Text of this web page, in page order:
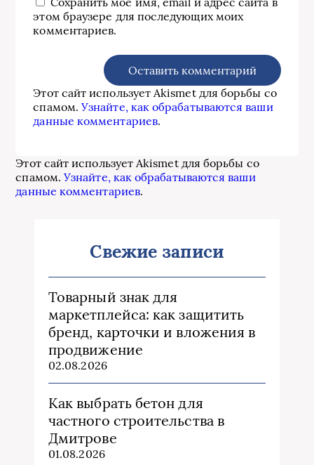
этом браузере для последующих моих
комментариев.
Этот сайт использует Akismet для борьбы со
спамом.Узнайте, как обрабатываются ваши
данные комментариев.
Этот сайт использует Akismet для борьбы со
спамом.Узнайте, как обрабатываются ваши
данные комментариев.
Свежие записи
Товарный знак для
маркетплейса: как защитить
бренд, карточки и вложения в
продвижение
02.08.2026
Как выбрать бетон для
частного строительства в
Дмитрове
01.08.2026